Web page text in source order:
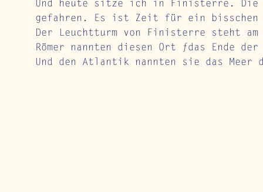
Und heute sitze ich in Finisterre. Die
gefahren. Es ist Zeit für ein bisschen
Der Leuchtturm von Finisterre steht
Römer nannten diesen Ort „das Ende
Und den Atlantik nannten sie das